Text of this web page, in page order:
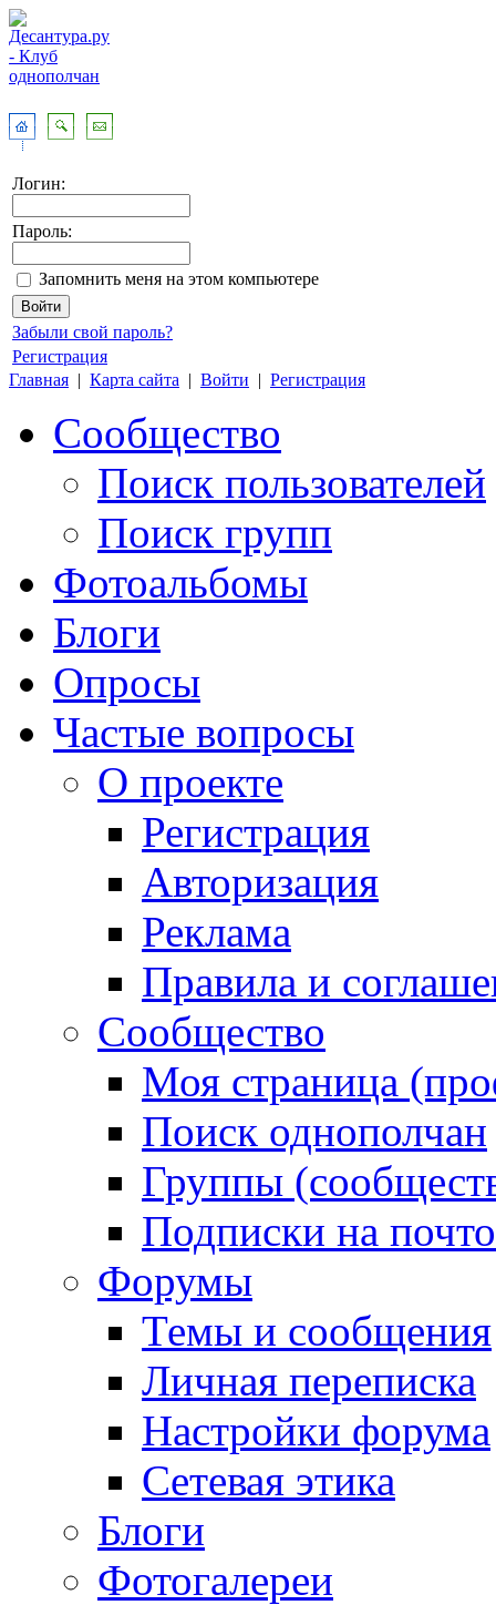
Логин:
Пароль:
Запомнить меня на этом компьютере
Забыли свой пароль?
Регистрация
Главная | Карта сайта | Войти | Регистрация
Сообщество
Поиск пользователей
Поиск групп
Фотоальбомы
Блоги
Опросы
Частые вопросы
О проекте
Регистрация
Авторизация
Реклама
Правила и
Сообщество
Моя страница
Поиск однополчан
Группы
Подписки на
Форумы
Темы и сообщения
Личная переписка
Настройки форума
Сетевая этика
Блоги
Фотогалереи